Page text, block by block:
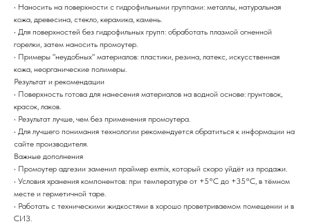
• Наносить на поверхности с гидрофильными группами: металлы, натуральная
кожа, древесина, стекло, керамика, камень.
• Для поверхностей без гидрофильных групп: обработать плазмой огненной
горелки, затем наносить промоутер.
• Примеры "неудобных" материалов: пластики, резина, латекс, искусственная
кожа, неорганические полимеры.
Результат и рекомендации
• Поверхность готова для нанесения материалов на водной основе: грунтовок,
красок, лаков.
• Результат лучше, чем без применения промоутера.
• Для лучшего понимания технологии рекомендуется обратиться к информации на
сайте производителя.
Важные дополнения
• Промоутер адгезии заменил праймер exmix, который скоро уйдёт из продажи.
• Условия хранения компонентов: при температуре от +5°С до +35°С, в тёмном
месте и герметичной таре.
• Работать с техническими жидкостями в хорошо проветриваемом помещении и в
СИЗ.